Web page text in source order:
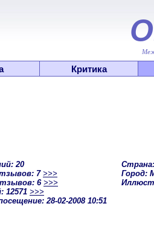
Критика
20
7>>>
6 >>>
12571 >>>
28-02-2008 10:51
Город: